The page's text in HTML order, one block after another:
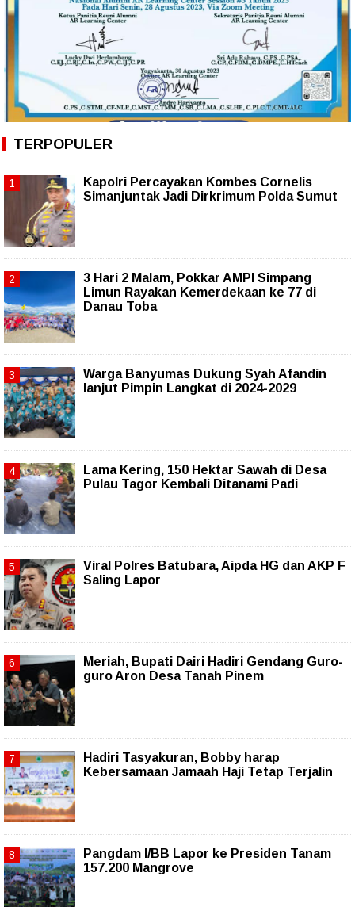
TERPOPULER
Kapolri Percayakan Kombes Cornelis
Simanjuntak Jadi Dirkrimum Polda Sumut
3 Hari 2 Malam, Pokkar AMPI Simpang
Limun Rayakan Kemerdekaan ke 77 di
Danau Toba
Warga Banyumas Dukung Syah Afandin
lanjut Pimpin Langkat di 2024-2029
Lama Kering, 150 Hektar Sawah di Desa
Pulau Tagor Kembali Ditanami Padi
Viral Polres Batubara, Aipda HG dan AKP F
Saling Lapor
Meriah, Bupati Dairi Hadiri Gendang Guro-
guro Aron Desa Tanah Pinem
Hadiri Tasyakuran, Bobby harap
Kebersamaan Jamaah Haji Tetap Terjalin
Pangdam I/BB Lapor ke Presiden Tanam
157.200 Mangrove